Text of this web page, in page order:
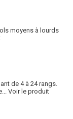
moyens à lourds
de 4 à 24 rangs.
Voir le produit